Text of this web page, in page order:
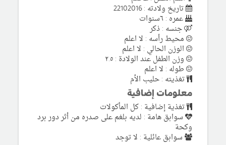
تاريخ ولادته : 22102016
عمره : ٦سنوات
جنسه : ذكر
محيط رأسه : لا اعلم
الوزن الحالي : لا اعلم
وزن الطفل عند الولادة : ٢.٥
طوله : لا اعلم
تغذيته : حليب الأم
معلومات إضافية
تغذية إضافية : كل المأكولات
سوابق هامة : لديه بلغم على صدره من أثر دور برد
وكحة
سوابق عائلية : لا توجد